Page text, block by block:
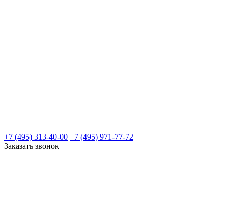
+7 (495) 313-40-00 +7 (495) 971-77-72
Заказать звонок